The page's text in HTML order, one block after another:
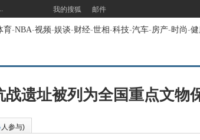
我的搜狐 邮件
育-NBA-视频-娱谈-财经-世相-科技-汽车-房产-时尚-
战遗址被列为全国重点文物
人参与)